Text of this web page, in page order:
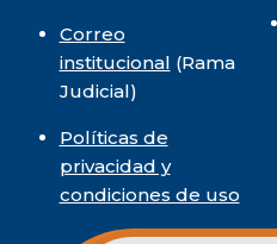
Correo
institucional (Rama
Judicial)
Políticas de
privacidad y
condiciones de uso